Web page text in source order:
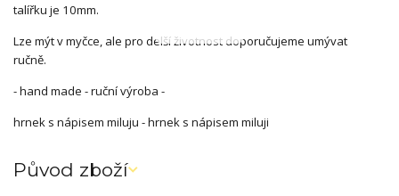
talířku je 10mm.
Lze mýt v myčce, ale pro delší životnost doporučujeme umývat
ručně.
- hand made - ruční výroba -
hrnek s nápisem miluju - hrnek s nápisem miluji
Původ zboží